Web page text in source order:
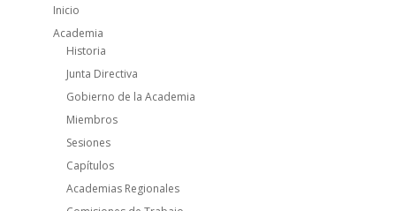
Inicio
Academia
Historia
Junta Directiva
Gobierno de la Academia
Miembros
Sesiones
Capítulos
Academias Regionales